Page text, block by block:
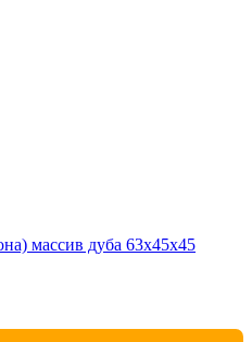
массив дуба 63х45х45